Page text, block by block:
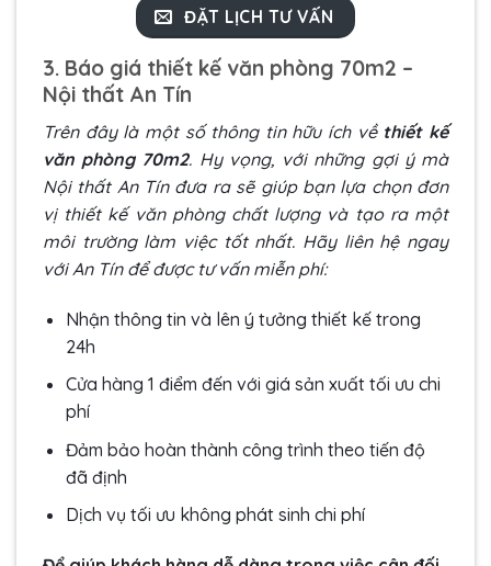
ĐẶT LỊCH TƯ VẤN
3. Báo giá thiết kế văn phòng 70m2 –
Nội thất An Tín
Trên đây là một số thông tin hữu ích về thiết kế
văn phòng 70m2. Hy vọng, với những gợi ý mà
Nội thất An Tínđưa ra sẽ giúp bạn lựa chọn đơn
vị thiết kế văn phòng chất lượng và tạo ra một
môi trường làm việc tốt nhất. Hãy liên hệ ngay
với An Tín để được tư vấn miễn phí:
Nhận thông tin và lên ý tưởng thiết kế trong
24h
Cửa hàng 1 điểm đến với giá sản xuất tối ưu chi
phí
Đảm bảo hoàn thành công trình theo tiến độ
đã định
Dịch vụ tối ưu không phát sinh chi phí